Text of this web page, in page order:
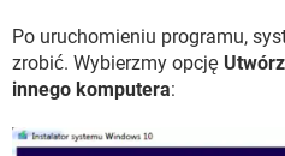
Po uruchomieniu programu,
zrobić. Wybierzmy opcję
innego komputera: